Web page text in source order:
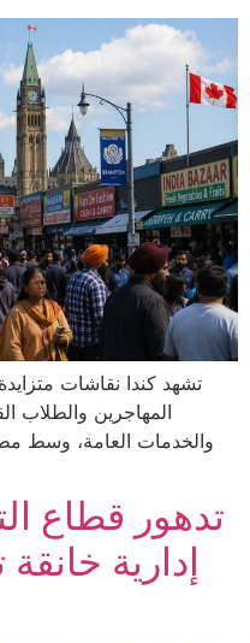
تشهد كندا نقاشات
المهاجرين والطلاب
والخدمات العامة، وسط
تدهور قطاع
إدارية